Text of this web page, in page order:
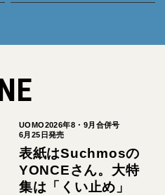
UOMO2026年8・9月合併号
6月25日発売
表紙はSuchmosの
YONCEさん。大特
集は「くい止め」